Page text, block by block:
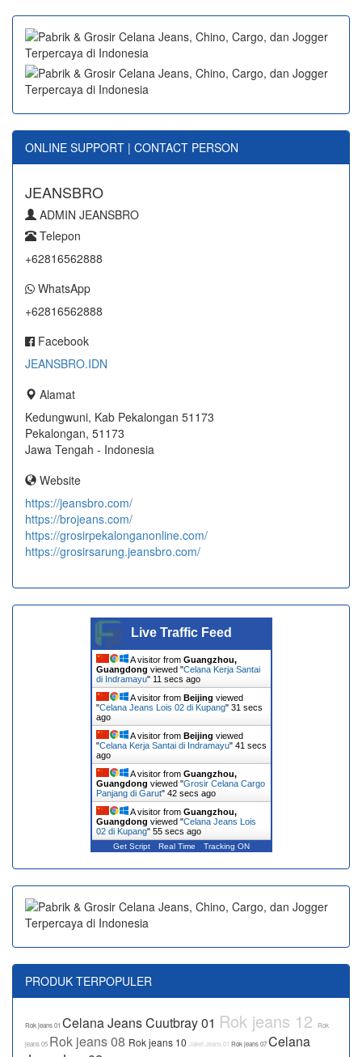
ONLINE SUPPORT | CONTACT PERSON
JEANSBRO
ADMIN JEANSBRO
Telepon
+62816562888
WhatsApp
+62816562888
Facebook
JEANSBRO.IDN
Alamat
Kedungwuni, Kab Pekalongan 51173
Pekalongan, 51173
Jawa Tengah - Indonesia
Website
https://jeansbro.com/
https://brojeans.com/
https://grosirpekalonganonline.com/
https://grosirsarung.jeansbro.com/
Live Traffic Feed
A visitor from Guangzhou,
Guangdong viewed "Celana Kerja Santai
di Indramayu" 11 secs ago
A visitor from Beijing viewed
"Celana Jeans Lois 02 di Kupang" 31 secs
ago
A visitor from Beijing viewed
"Celana Kerja Santai di Indramayu" 41 secs
ago
A visitor from Guangzhou,
Guangdong viewed "Grosir Celana Cargo
Panjang di Garut" 42 secs ago
A visitor from Guangzhou,
Guangdong viewed "Celana Jeans Lois
02 di Kupang" 55 secs ago
Get Script Real Time Tracking ON
PRODUK TERPOPULER
Rok jeans 01 Celana Jeans Cuutbray 01 Rok jeans 12 Rok
jeans 05 Rok jeans 08 Rok jeans 10 Jaket Jeans 01 Rok jeans 07Celana